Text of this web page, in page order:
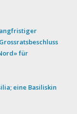
für
eine Basiliskin